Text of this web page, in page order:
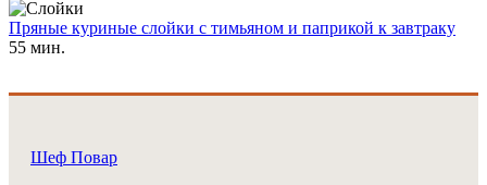
Пряные куриные слойки с тимьяном и паприкой к завтраку
55 мин.
Шеф Повар